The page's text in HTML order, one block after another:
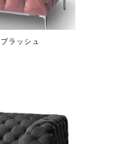
ブラッシュ